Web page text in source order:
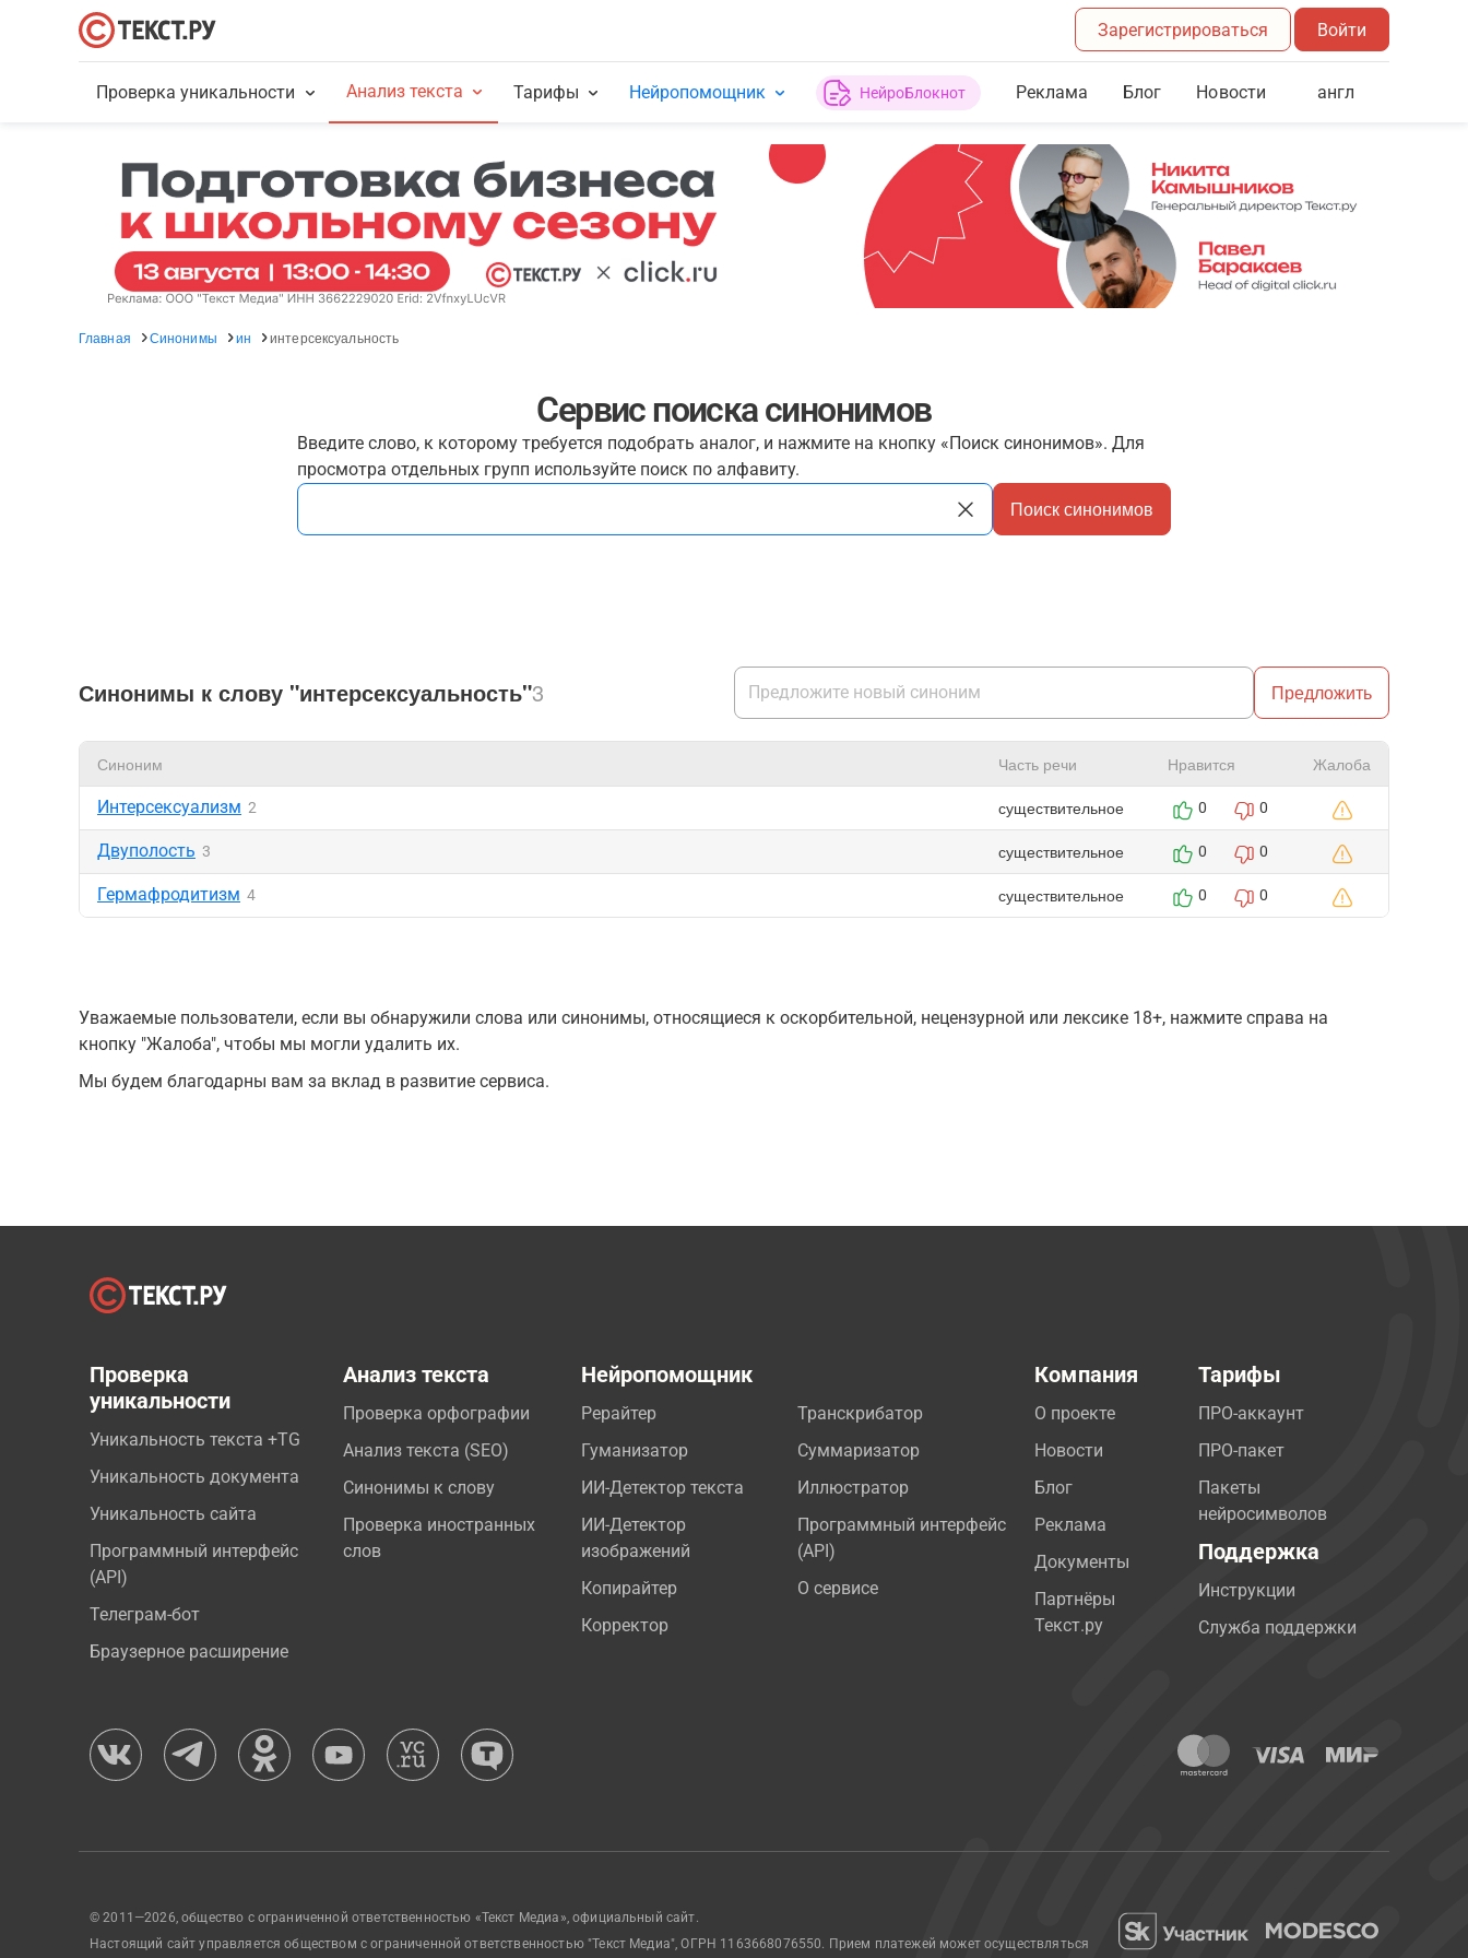
Зарегистрироваться Войти
Проверка уникальности Анализ текста Тарифы Нейропомощник НейроБлокнот Реклама Блог Новости англ
Главная Синонимы ин интерсексуальность
Сервис поиска синонимов
Введите слово, к которому требуется подобрать аналог, и нажмите на кнопку «Поиск синонимов». Для
просмотра отдельных групп используйте поиск по алфавиту.
Поиск синонимов
Синонимы к слову "интерсексуальность"3 Предложить
Синоним Часть речи Нравится Жалоба
Интерсексуализм 2 существительное 0 0
Двуполость 3 существительное 0 0
Гермафродитизм 4 существительное 0 0
Уважаемые пользователи, если вы обнаружили слова или синонимы, относящиеся к оскорбительной, нецензурной или лексике 18+, нажмите справа на
кнопку "Жалоба", чтобы мы могли удалить их.
Мы будем благодарны вам за вклад в развитие сервиса.
Проверка
уникальности
Уникальность текста +TG
Уникальность документа
Уникальность сайта
Программный интерфейс
(API)
Телеграм-бот
Браузерное расширение
Анализ текста
Проверка орфографии
Анализ текста (SEO)
Синонимы к слову
Проверка иностранных
слов
Нейропомощник
Рерайтер
Гуманизатор
ИИ-Детектор текста
ИИ-Детектор
изображений
Копирайтер
Корректор
Транскрибатор
Суммаризатор
Иллюстратор
Программный интерфейс
(API)
О сервисе
Компания
О проекте
Новости
Блог
Реклама
Документы
Партнёры
Текст.ру
Тарифы
ПРО-аккаунт
ПРО-пакет
Пакеты
нейросимволов
Поддержка
Инструкции
Служба поддержки
© 2011—2026, общество с ограниченной ответственностью «Текст Медиа», официальный сайт.
Настоящий сайт управляется обществом с ограниченной ответственностью "Текст Медиа", ОГРН 1163668076550. Прием платежей может осуществляться